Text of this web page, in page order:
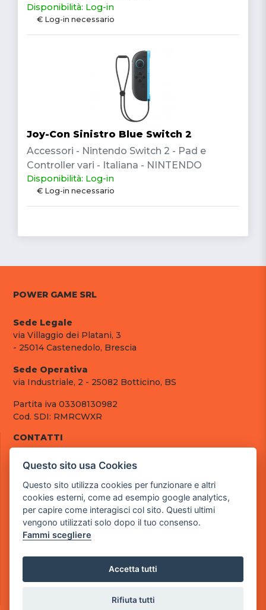
Disponibilità: Log-in
€ Log-in necessario
Joy-Con Sinistro Blue Switch 2
Accessori - Nintendo Switch 2 - Pad e
Controller vari - Italiana - NINTENDO
Disponibilità: Log-in
€ Log-in necessario
POWER GAME SRL
Sede Legale
via Villaggio dei Platani, 3
- 25014 Castenedolo, Brescia
Sede Operativa
via Industriale, 2 - 25082 Botticino, BS
Partita iva 03308130982
Cod. SDI: RMRCWXR
CONTATTI
tel.: +39 030 376 2377
pec: powergamesrl@legalmail.it
LINK UTILI
Chi siamo
Informazioni generali
Questo sito usa Cookies
Questo sito utilizza cookies per funzionare e altri
cookies esterni, come ad esempio google analytics,
per capire come interagisci col sito. Questi ultimi
vengono utilizzati solo dopo il tuo consenso.
Fammi scegliere
Accetta tutti
Rifiuta tutti